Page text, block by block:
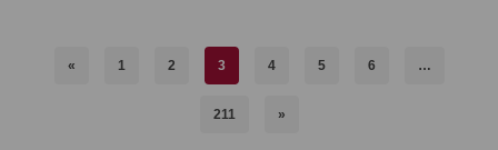
« 1 2 3 4 5 6 …
211 »